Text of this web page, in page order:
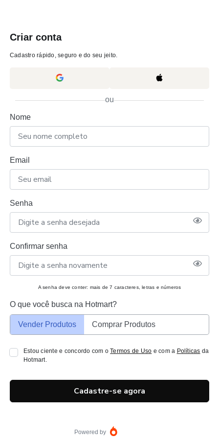
Criar conta
Cadastro rápido, seguro e do seu jeito.
ou
Nome
Email
Senha
Confirmar senha
A senha deve conter: mais de 7 caracteres, letras e números
O que você busca na Hotmart?
Vender Produtos Comprar Produtos
Estou ciente e concordo com oTermos de Uso e com a Políticas da
Hotmart.
Cadastre-se agora
Powered by